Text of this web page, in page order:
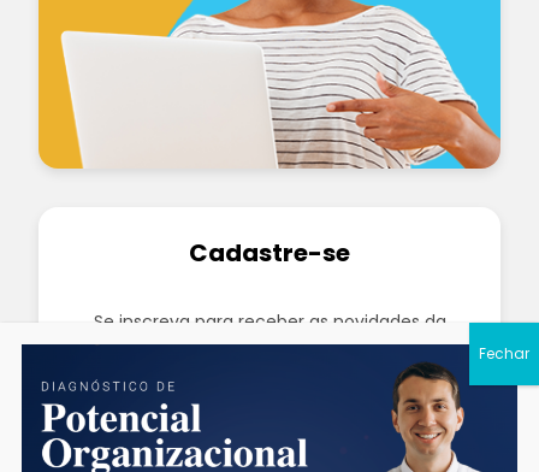
Cadastre-se
Se inscreva para receber as novidades da
Talent Academy em primeira mão
diretamente em seu e-mail